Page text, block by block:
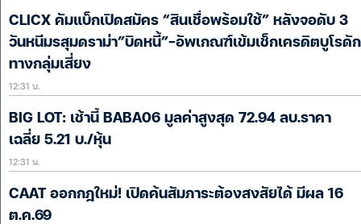
CLICX คัมแบ็กเปิดสมัคร “สินเชื่อพร้อมใช้” หลังจอดับ 3
วันหนีมรสุมดราม่า”บิดหนี้”-อัพเกณฑ์เข้มเช็กเครดิตบูโรดัก
ทางกลุ่มเสี่ยง
12:31 น.
BIG LOT: เช้านี้ BABA06 มูลค่าสูงสุด 72.94 ลบ.ราคา
เฉลี่ย 5.21 บ./หุ้น
12:31 น.
CAAT ออกกฎใหม่! เปิดค้นสัมภาระต้องสงสัยได้ มีผล 16
ต.ค.69